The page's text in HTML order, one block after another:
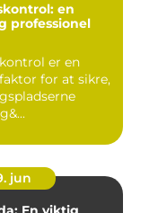
en
professionel
er en
for at sikre,
jun